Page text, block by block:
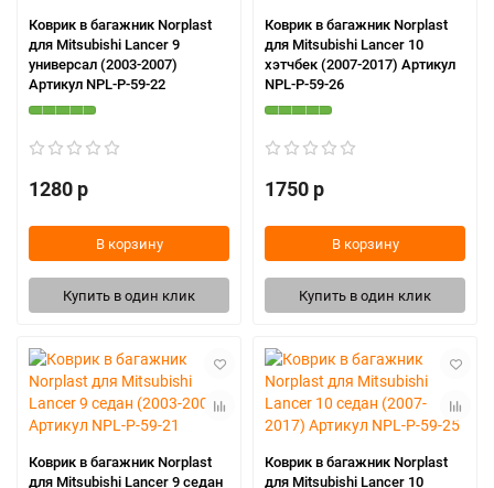
Коврик в багажник Norplast
для Mitsubishi Lancer 9
универсал (2003-2007)
Артикул NPL-P-59-22
1280 р
В корзину
Купить в один клик
Коврик в багажник Norplast
для Mitsubishi Lancer 10
хэтчбек (2007-2017) Артикул
NPL-P-59-26
1750 р
В корзину
Купить в один клик
Коврик в багажник Norplast
для Mitsubishi Lancer 9 седан
Коврик в багажник Norplast
для Mitsubishi Lancer 10